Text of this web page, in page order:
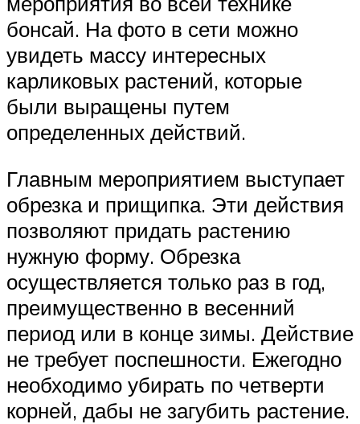
бонсай. На фото в сети можно
увидеть массу интересных
карликовых растений, которые
были выращены путем
определенных действий.
Главным мероприятием выступает
обрезка и прищипка. Эти действия
позволяют придать растению
нужную форму. Обрезка
осуществляется только раз в год,
преимущественно в весенний
период или в конце зимы. Действие
не требует поспешности. Ежегодно
необходимо убирать по четверти
корней, дабы не загубить растение.